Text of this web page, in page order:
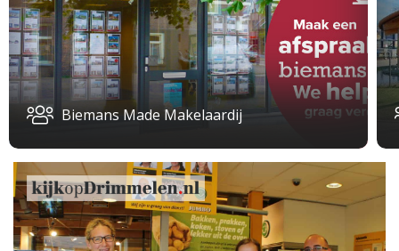
Biemans Made Makelaardij